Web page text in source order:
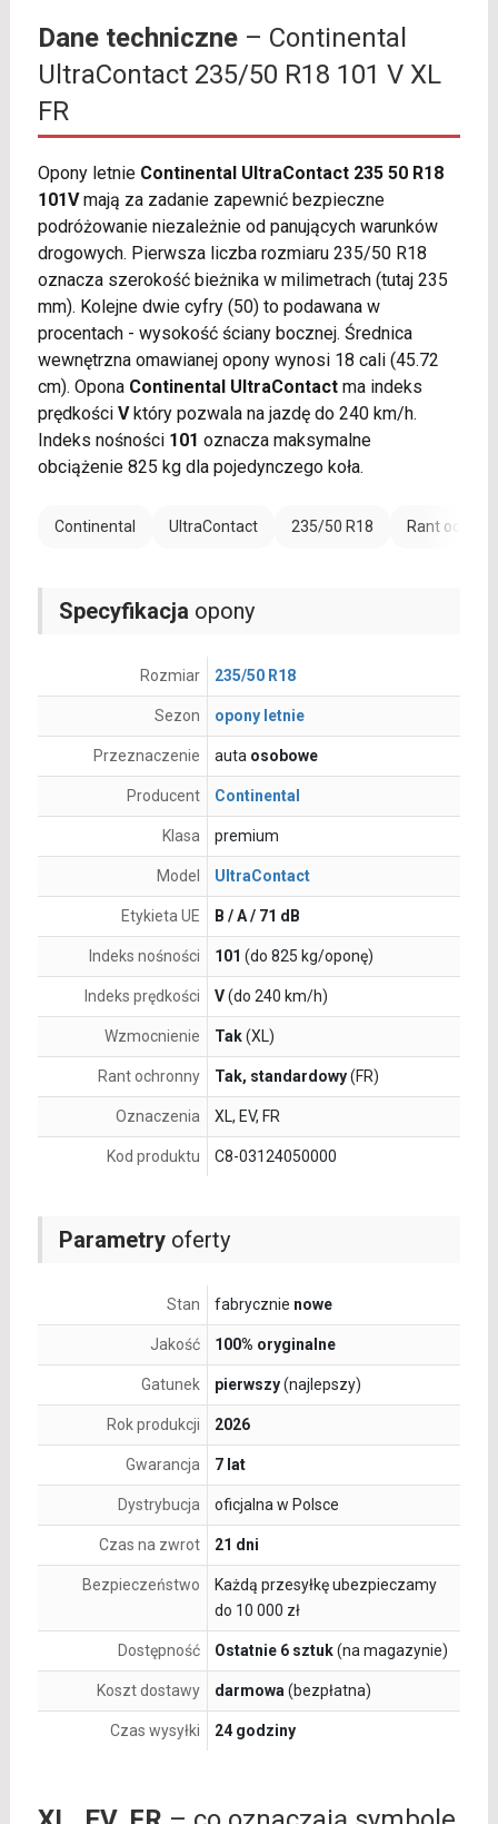
Dane techniczne– Continental
UltraContact 235/50 R18 101 V XL
FR
Opony letnie Continental UltraContact 235 50 R18
101Vmają za zadanie zapewnić bezpieczne
podróżowanie niezależnie od panujących warunków
drogowych. Pierwsza liczba rozmiaru 235/50 R18
oznacza szerokość bieżnika w milimetrach (tutaj 235
mm). Kolejne dwie cyfry (50) to podawana w
procentach - wysokość ściany bocznej. Średnica
wewnętrzna omawianej opony wynosi 18 cali (45.72
cm). Opona Continental UltraContactma indeks
prędkości Vktóry pozwala na jazdę do 240 km/h.
Indeks nośności 101 oznacza maksymalne
obciążenie 825 kg dla pojedynczego koła.
Continental UltraContact 235/50 R18 Rant
Parametryoferty
Stan fabrycznie nowe
Jakość 100% oryginalne
Gatunek pierwszy(najlepszy)
Rok produkcji 2026
Gwarancja 7 lat
Dystrybucja oficjalna w Polsce
Czas na zwrot 21 dni
Bezpieczeństwo
Każdą przesyłkę ubezpieczamy
do 10 000 zł
Dostępność Ostatnie 6 sztuk(na magazynie)
Koszt dostawy darmowa (bezpłatna)
Czas wysyłki 24 godziny
Specyfikacja opony
Rozmiar 235/50 R18
Sezon opony letnie
Przeznaczenie auta osobowe
Producent Continental
Klasa premium
Model UltraContact
Etykieta UE B / A / 71 dB
Indeks nośności 101 (do 825 kg/oponę)
Indeks prędkości V(do 240 km/h)
Wzmocnienie Tak(XL)
Rant ochronny Tak, standardowy(FR)
Oznaczenia XL, EV, FR
Kod produktu C8-03124050000